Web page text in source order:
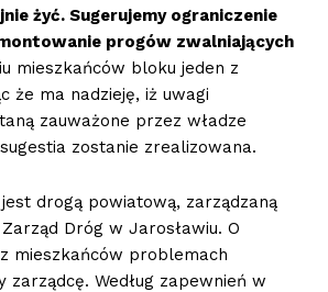
żyć. Sugerujemy ograniczenie
progów zwalniających
mieszkańców bloku jeden z
że ma nadzieję, iż uwagi
zauważone przez władze
zostanie zrealizowana.
drogą powiatową, zarządzaną
Dróg w Jarosławiu. O
mieszkańców problemach
zarządcę. Według zapewnień w